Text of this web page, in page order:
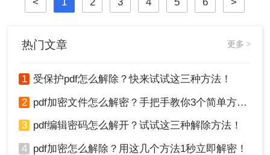
而，有时可能需要解除这些保护措施
以便进行更广泛的操作。那么pdf编辑
解密方法。
热门文章 更多 >
1 受保护pdf怎么解除？快来试试这三种方法！
2 pdf加密文件怎么解密？手把手教你3个简单方法！
3 pdf编辑密码怎么解开？试试这三种解除方法！
4 pdf加密怎么解除？用这几个方法1秒立即解密！